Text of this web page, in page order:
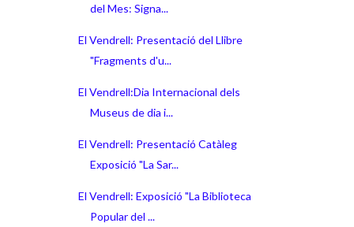
del Mes: Signa...
El Vendrell: Presentació del Llibre
"Fragments d'u...
El Vendrell:Dia Internacional dels
Museus de dia i...
El Vendrell: Presentació Catàleg
Exposició "La Sar...
El Vendrell: Exposició "La Biblioteca
Popular del ...